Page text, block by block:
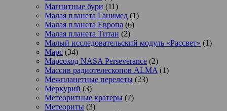
Магнитные бури (11)
Малая планета Ганимед (1)
Малая планета Европа (6)
Малая планета Титан (2)
Малый исследовательский модуль «Рассвет» (1)
Марс (34)
Марсоход NASA Perseverance (2)
Массив радиотелескопов ALMA (1)
Межпланетные перелеты (23)
Меркурий (3)
Метеоритные кратеры (7)
Метеориты (3)